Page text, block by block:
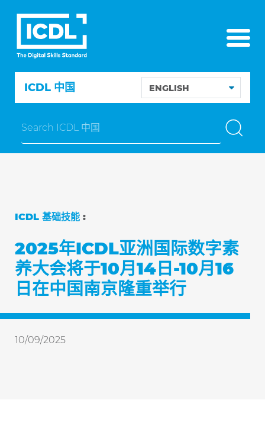
ICDL 中国
ICDL 基础技能 :
2025年ICDL亚洲国际数字素
养大会将于10月14日-10月16
日在中国南京隆重举行
10/09/2025